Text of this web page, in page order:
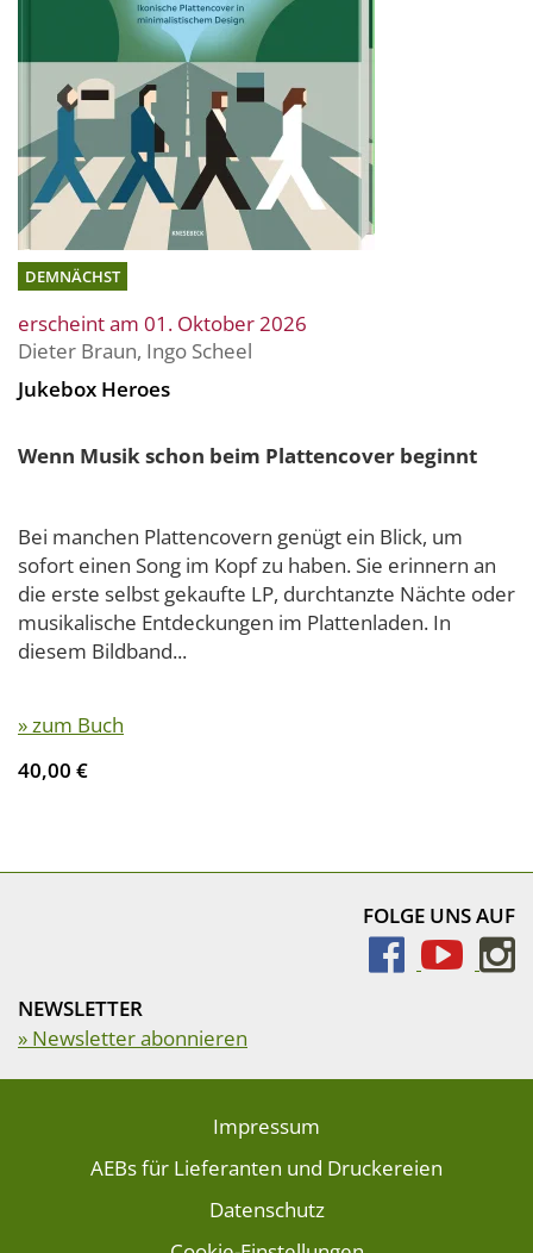
DEMNÄCHST
erscheint am 01. Oktober 2026
Dieter Braun, Ingo Scheel
Jukebox Heroes
Wenn Musik schon beim Plattencover beginnt
Bei manchen Plattencovern genügt ein Blick, um
sofort einen Song im Kopf zu haben. Sie erinnern an
die erste selbst gekaufte LP, durchtanzte Nächte oder
musikalische Entdeckungen im Plattenladen. In
diesem Bildband...
» zum Buch
40,00 €
FOLGE UNS AUF
NEWSLETTER
» Newsletter abonnieren
Impressum
AEBs für Lieferanten und Druckereien
Datenschutz